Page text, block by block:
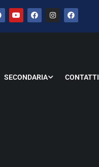
SECONDARIA CONTATTI